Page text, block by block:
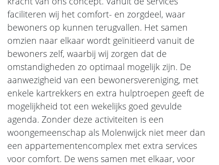
faciliteren wij het comfort- en zorgdeel, waar
bewoners op kunnen terugvallen. Het samen
omzien naar elkaar wordt geïnitieerd vanuit de
bewoners zelf, waarbij wij zorgen dat de
omstandigheden zo optimaal mogelijk zijn. De
aanwezigheid van een bewonersvereniging, met
enkele kartrekkers en extra hulptroepen geeft de
mogelijkheid tot een wekelijks goed gevulde
agenda. Zonder deze activiteiten is een
woongemeenschap als Molenwijck niet meer dan
een appartementencomplex met extra services
voor comfort. De wens samen met elkaar, voor